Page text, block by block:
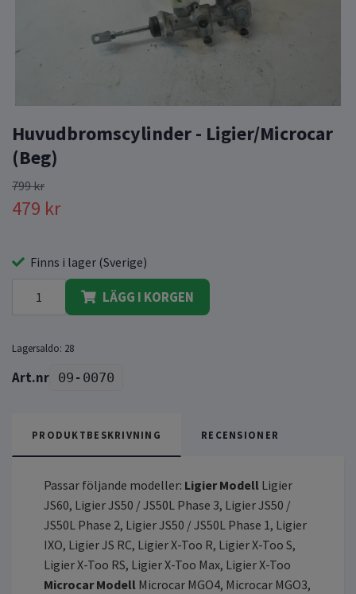
Huvudbromscylinder - Ligier/Microcar
(Beg)
799 kr
479 kr
Finns i lager (Sverige)
LÄGG I KORGEN
Lagersaldo: 28
09-0070
PRODUKTBESKRIVNING RECENSIONER
Passar följande modeller: Ligier Modell Ligier
JS60, Ligier JS50 / JS50L Phase 3, Ligier JS50 /
JS50L Phase 2, Ligier JS50 / JS50L Phase 1, Ligier
IXO, Ligier JS RC, Ligier X-Too R, Ligier X-Too S,
Ligier X-Too RS, Ligier X-Too Max, Ligier X-Too
Microcar Modell Microcar MGO4, Microcar MGO3,